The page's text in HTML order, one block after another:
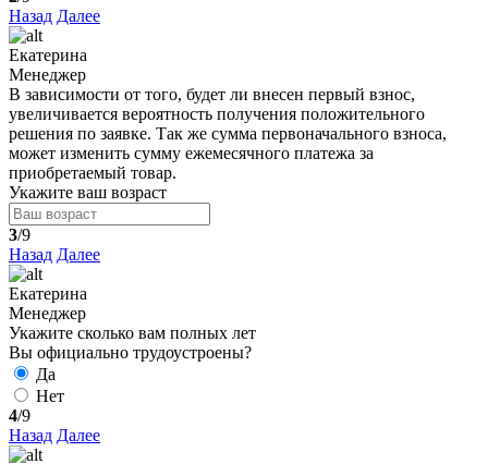
Назад Далее
Екатерина
Менеджер
В зависимости от того, будет ли внесен первый взнос,
увеличивается вероятность получения положительного
решения по заявке. Так же сумма первоначального взноса,
может изменить сумму ежемесячного платежа за
приобретаемый товар.
Укажите ваш возраст
3/9
Назад Далее
Екатерина
Менеджер
Укажите сколько вам полных лет
Вы официально трудоустроены?
Да
Нет
4/9
Назад Далее